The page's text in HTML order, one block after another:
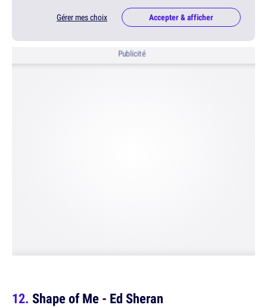
Gérer mes choix Accepter & afficher
Publicité
Shape of Me - Ed Sheran